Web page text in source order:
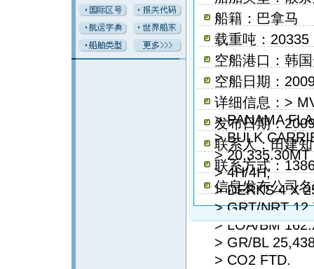
船籍：巴拿马
载重吨：20335
空船港口：韩
空船日期：
详细信息：>
> PANAMA
> BULK
>
> 4H/4H,
> DERKS 4 X
> GRT/NRT
> LOA/BM
> GR/BL
> CO2 FTD.
发布日期：
联系人：田建知
联系方式：
信息发布公司